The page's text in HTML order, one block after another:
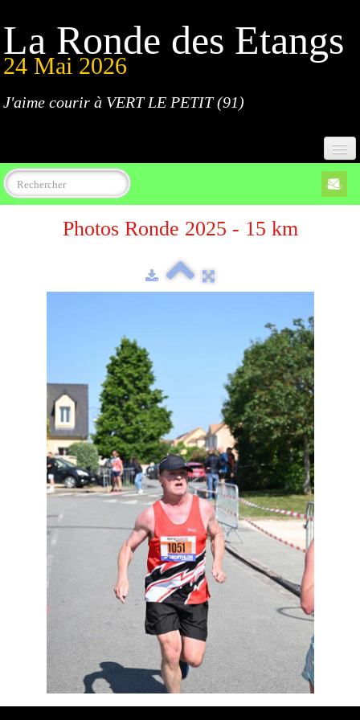
La Ronde des Etangs
24 Mai 2026
J'aime courir à VERT LE PETIT (91)
Accueil
Programme
Devenez bénévoles
Partenaires
Photos▼
Photos Ronde 2025 - 15 km